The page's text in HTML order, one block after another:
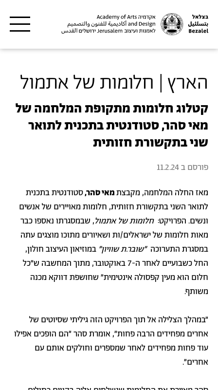
הארץ | חלומות של אתמול
קטלוג חלומות מתקופת המלחמה של
מאי סהר, סטודנטית בתכנית לתואר
שני בתקשורת חזותית
פורסם ב11.2.24
מאז החלה המלחמה, מקבצתמאי סהר,סטודנטית בתכנית
לתואר השני בתקשורת חזותית, חלומות מאויירים של אנשים
ונשים. הפרויקט:חלומות של אתמול, שבמסגרתו נאספו כבר
מאות חלומות של ישראלים/ות ושאיורים מתוכו מוצגים עתה
במסגרת התערוכה"שובר.ת שוויון" במוזיאון העיצוב חולון,
החל כשבועיים לאחר ה-7 באוקטובר, מתוך המחשבה ש"כל
חלום הוא מעין קפסולה אינטימית" שחושפת דווקא מכנה
משותף.
"במהלך הצלילה אל תוך הפרויקט הזה גיליתי שסיוטים של
אחרים מפחידים הרבה פחות", אומרת סהר "הם הופכים אפילו
עוד פחות מפחידים לאחר שמספרים וחולקים אותם עם
אחרים".